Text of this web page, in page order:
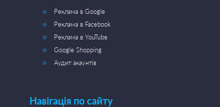
Реклама в Google
Реклама в Facebook
Реклама в YouTube
Google Shopping
Аудит акаунтів
Навігація по сайту